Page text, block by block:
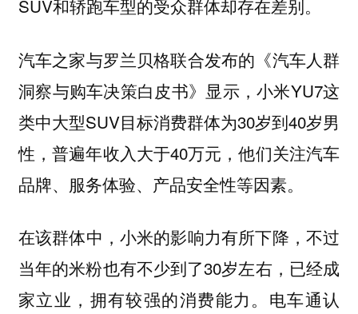
SUV和轿跑车型的受众群体却存在差别。
汽车之家与罗兰贝格联合发布的《汽车人群
洞察与购车决策白皮书》显示，小米YU7这
类中大型SUV目标消费群体为30岁到40岁男
性，普遍年收入大于40万元，他们关注汽车
品牌、服务体验、产品安全性等因素。
在该群体中，小米的影响力有所下降，不过
当年的米粉也有不少到了30岁左右，已经成
家立业，拥有较强的消费能力。电车通认